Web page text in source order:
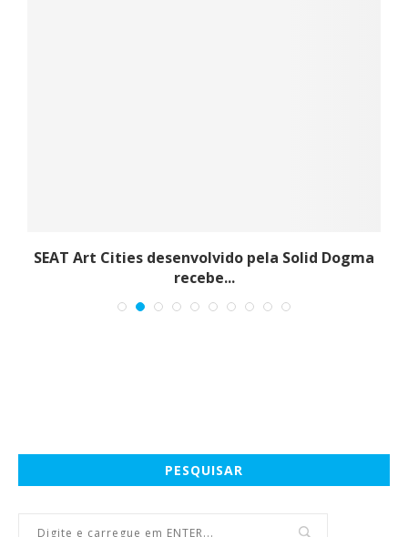
SEAT Art Cities desenvolvido pela Solid Dogma
recebe...
PESQUISAR